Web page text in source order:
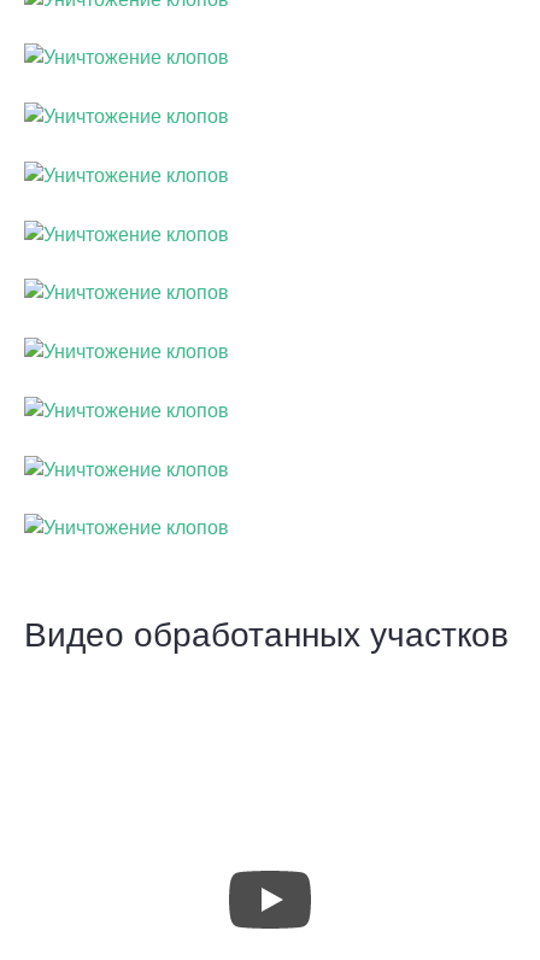
Видео обработанных участков